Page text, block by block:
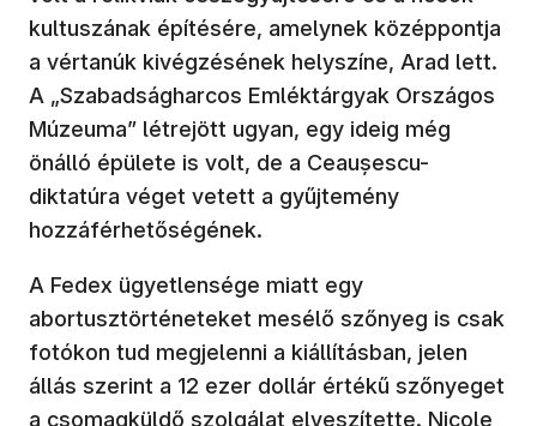
kultuszának építésére, amelynek középpontja
a vértanúk kivégzésének helyszíne, Arad lett.
A „Szabadságharcos Emléktárgyak Országos
Múzeuma” létrejött ugyan, egy ideig még
önálló épülete is volt, de a Ceaușescu-
diktatúra véget vetett a gyűjtemény
hozzáférhetőségének.
A Fedex ügyetlensége miatt egy
abortusztörténeteket mesélő szőnyeg is csak
fotókon tud megjelenni a kiállításban, jelen
állás szerint a 12 ezer dollár értékű szőnyeget
a csomagküldő szolgálat elveszítette. Nicole